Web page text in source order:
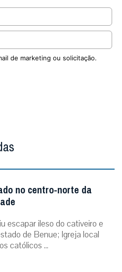
de marketing ou solicitação.
no centro-norte da
escapar ileso do cativeiro e
de Benue; Igreja local
católicos ...